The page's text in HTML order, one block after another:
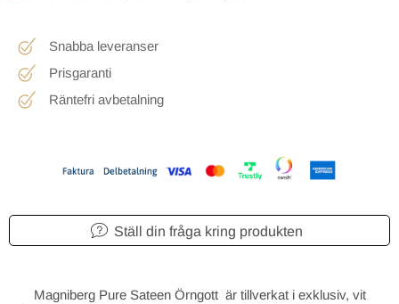
Snabba leveranser
Prisgaranti
Räntefri avbetalning
Ställ din fråga kring produkten
Magniberg Pure Sateen Örngott är tillverkat i exklusiv, vit